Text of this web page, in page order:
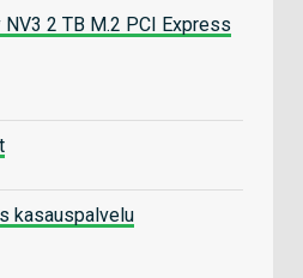
2 TB M.2 PCI Express
kasauspalvelu